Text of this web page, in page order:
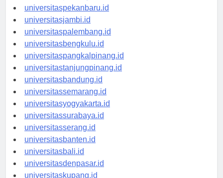
universitaspadang.id
universitaspekanbaru.id
universitasjambi.id
universitaspalembang.id
universitasbengkulu.id
universitaspangkalpinang.id
universitastanjungpinang.id
universitasbandung.id
universitassemarang.id
universitasyogyakarta.id
universitassurabaya.id
universitasserang.id
universitasbanten.id
universitasbali.id
universitasdenpasar.id